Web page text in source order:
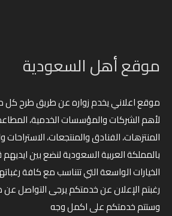
موقع أهل السعودية
موقع اعلاني يخدم زواره عن طريق طرح كل
لأهم الشركات والمؤسسات الخدمية،
المنتزهات، الفنادق والمنتجعات،
بالمملكة العربية السعودية لنضع بين
الخيارات الواسعة التي تتناسب مع كافة
رغبتم الإعلان عن خدمتكم يرجى التواصل
وستتم خدمتكم على اكمل وجه